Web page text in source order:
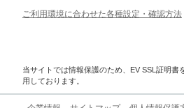
ご利用環境に合わせた各種設定・確認方法
当サイトでは情報保護のため、EV SSL証明書
用しております。